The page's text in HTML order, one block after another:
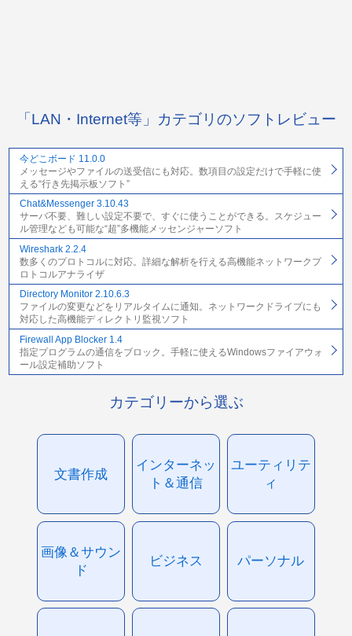
「LAN・Internet等」カテゴリのソフトレビュー
今どこボード 11.0.0
メッセージやファイルの送受信にも対応。数項目の設定だけで手軽に使
える“行き先掲示板ソフト”
Chat&Messenger 3.10.43
サーバ不要、難しい設定不要で、すぐに使うことができる。スケジュー
ル管理なども可能な“超”多機能メッセンジャーソフト
Wireshark 2.2.4
数多くのプロトコルに対応。詳細な解析を行える高機能ネットワークプ
ロトコルアナライザ
Directory Monitor 2.10.6.3
ファイルの変更などをリアルタイムに通知。ネットワークドライブにも
対応した高機能ディレクトリ監視ソフト
Firewall App Blocker 1.4
指定プログラムの通信をブロック。手軽に使えるWindowsファイアウォ
ール設定補助ソフト
カテゴリーから選ぶ
文書作成
インターネッ
ト＆通信
ユーティリテ
ィ
画像＆サウン
ド
ビジネス パーソナル